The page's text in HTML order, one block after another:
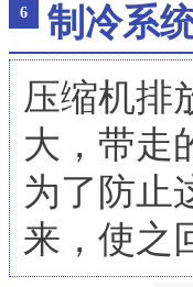
6
制冷系
压缩机排
大，带走
为了防止
来，使之